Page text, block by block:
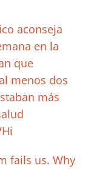
aconseja
en la
que
menos dos
más
fails us. Why